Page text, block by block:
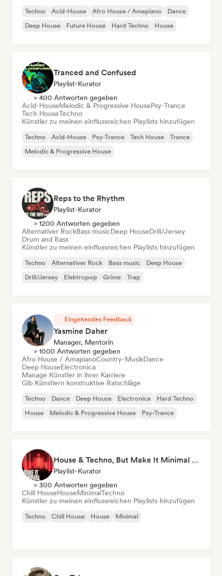
Techno Acid-House Afro House / Amapiano
Dance
Deep House
Future House Hard Techno House
Tranced and Confused
Playlist-Kurator
> 400 Antworten gegeben
Acid-HouseMelodic & Progressive HousePsy-Trance
Tech HouseTechno
Künstler zu meinen einflussreichen Playlists hinzufügen
Techno Acid-House Psy-Trance Tech House
Trance
Melodic & Progressive House
Reps to the Rhythm
Playlist-Kurator
> 1200 Antworten gegeben
Alternativer RockBass musicDeep HouseDrill/Jersey
Drum and Bass
Künstler zu meinen einflussreichen Playlists hinzufügen
Techno Alternativer Rock Bass music
Deep House
Drill/Jersey
Elektropop Grime Trap
Eingehendes Feedback
Yasmine Daher
Manager, Mentorin
> 1000 Antworten gegeben
Afro House / AmapianoCountry-MusikDance
Deep HouseElectronica
Manage Künstler in ihrer Karriere
Gib Künstlern konstruktive Ratschläge
Techno Dance Deep House Electronica
Hard Techno
House
Melodic & Progressive House Psy-Trance
House & Techno, But Make It Minimal 🎚️ Tech House & Melodic Grooves
Playlist-Kurator
> 300 Antworten gegeben
Chill HouseHouseMinimalTechno
Künstler zu meinen einflussreichen Playlists hinzufügen
Techno Chill House House Minimal